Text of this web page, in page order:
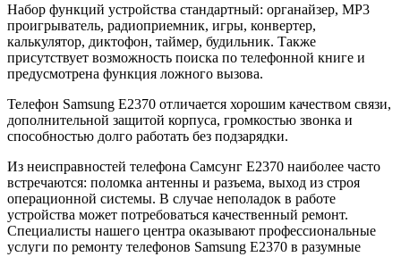
Набор функций устройства стандартный: органайзер, MP3
проигрыватель, радиоприемник, игры, конвертер,
калькулятор, диктофон, таймер, будильник. Также
присутствует возможность поиска по телефонной книге и
предусмотрена функция ложного вызова.
Телефон Samsung E2370 отличается хорошим качеством связи,
дополнительной защитой корпуса, громкостью звонка и
способностью долго работать без подзарядки.
Из неисправностей телефона Самсунг E2370 наиболее часто
встречаются: поломка антенны и разъема, выход из строя
операционной системы. В случае неполадок в работе
устройства может потребоваться качественный ремонт.
Специалисты нашего центра оказывают профессиональные
услуги по ремонту телефонов Samsung E2370 в разумные